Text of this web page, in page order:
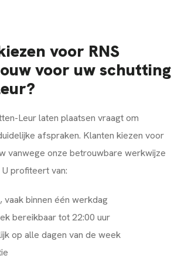
voor RNS
voor uw schutting
Leur laten plaatsen vraagt om
afspraken. Klanten kiezen voor
vanwege onze betrouwbare werkwijze
profiteert van:
vaak binnen één werkdag
bereikbaar tot 22:00 uur
op alle dagen van de week